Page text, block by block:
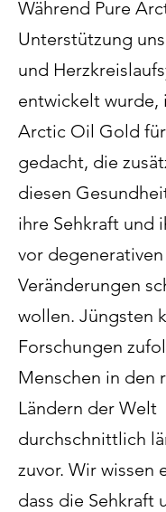
Während Pure
Unterstützung
und
entwickelt wurde,
Arctic Oil Gold
gedacht, die
diesen
ihre Sehkraft und
vor degenerativen
Veränderungen
wollen. Jüngsten
Forschungen
Menschen in den
Ländern der Welt
durchschnittlich
zuvor. Wir wissen
dass die Sehkraft